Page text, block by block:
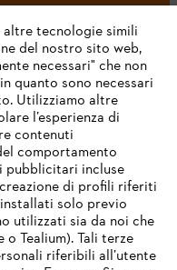
tecnologie simili
del nostro sito web,
necessari" che non
quanto sono necessari
Utilizziamo altre
l’esperienza di
contenuti
comportamento
pubblicitari incluse
di profili riferiti
solo previo
utilizzati sia da noi che
Tealium). Tali terze
riferibili all’utente